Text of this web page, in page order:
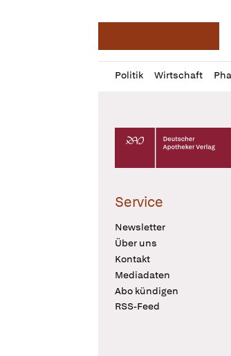
Politik Wirtschaft
Profil
öffnen
Daz
Pur
Deutscher Apotheker
Service
Newsletter
Über uns
Kontakt
Mediadaten
Abo kündigen
RSS-Feed